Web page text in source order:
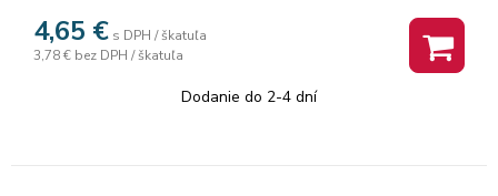
4,65 € s DPH / škatuľa
3,78 € bez DPH / škatuľa
Dodanie do 2-4 dní